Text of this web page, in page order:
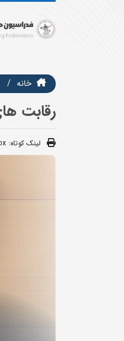
خانه
رقابت
لینک کوتاه: